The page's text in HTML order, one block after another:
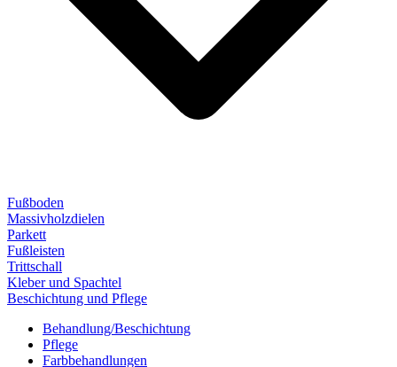
Fußboden
Massivholzdielen
Parkett
Fußleisten
Trittschall
Kleber und Spachtel
Beschichtung und Pflege
Behandlung/Beschichtung
Pflege
Farbbehandlungen